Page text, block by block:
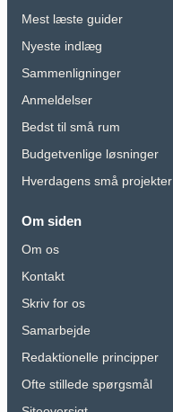
Mest læste guider
Nyeste indlæg
Sammenligninger
Anmeldelser
Bedst til små rum
Budgetvenlige løsninger
Hverdagens små projekter
Om siden
Om os
Kontakt
Skriv for os
Samarbejde
Redaktionelle principper
Ofte stillede spørgsmål